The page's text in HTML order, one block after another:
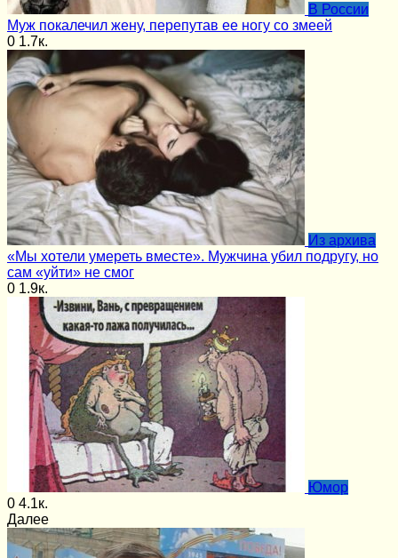
В России
Муж покалечил жену, перепутав ее ногу со змеей
0 1.7к.
Из архива
«Мы хотели умереть вместе». Мужчина убил подругу, но
сам «уйти» не смог
0 1.9к.
Юмор
0 4.1к.
Далее